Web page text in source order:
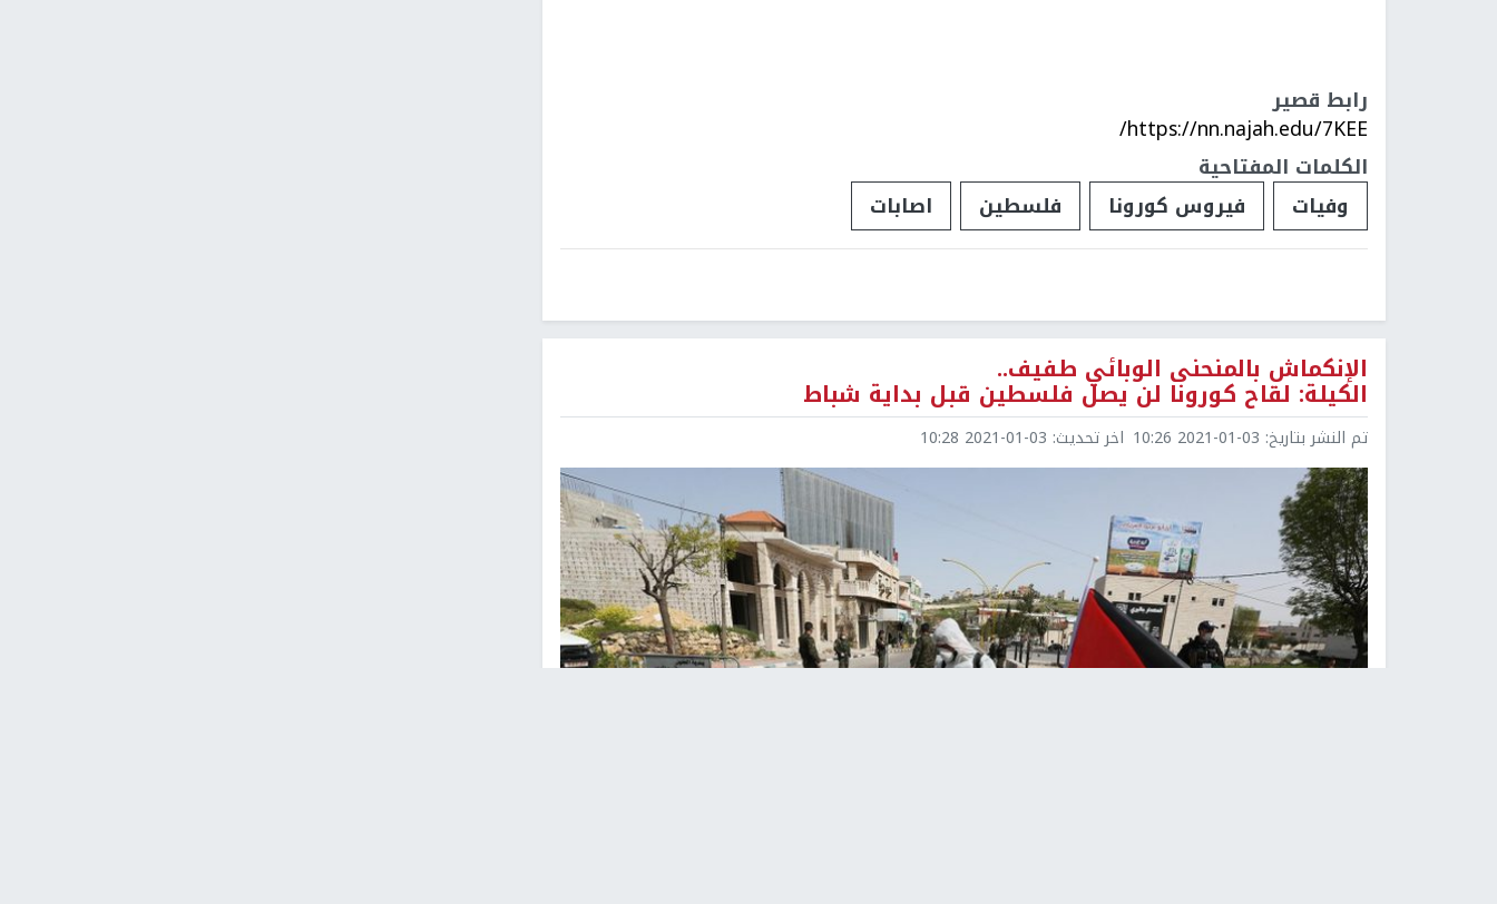
رابط قصير
https://nn.najah.edu/7KEE/
الكلمات المفتاحية
وفيات
فيروس كورونا فلسطين اصابات
الإنكماش بالمنحنى الوبائي طفيف..
الكيلة: لقاح كورونا لن يصل فلسطين قبل بداية شباط
تم النشر بتاريخ: 2021-01-03 10:26 اخر تحديث: 2021-01-03 10:28